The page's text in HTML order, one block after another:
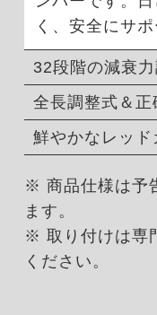
く、安全にサポ
32段階の減衰
全長調整式＆
鮮やかなレッ
※ 商品仕様は予
ます。
※ 取り付けは専
ください。